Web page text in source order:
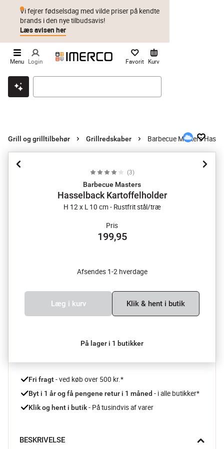
Klik & hent Byt i 1 år Prismatch
Vi fejrer fødselsdag med vilde priser på kendte
brands i den nye tilbudsavis!
Læs avisen her
Menu Login Favorit Kurv
Grill og grilltilbehør Grillredskaber Barbecue Masters
(3)
Barbecue Masters
Hasselback Kartoffelholder
H 12 x L 10 cm - Rustfrit stål/træ
Pris
199,95
Afsendes 1-2 hverdage
Læg i kurv Klik & hent i butik
På lager i 1 butikker
Fri fragt - ved køb over 500 kr.*
Byt i 1 år og få pengene retur i 1 måned - i alle butikker*
Klik og hent i butik - På tusindvis af varer
BESKRIVELSE